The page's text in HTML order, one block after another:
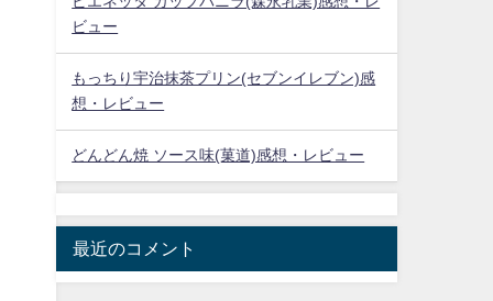
ビュー
もっちり宇治抹茶プリン(セブンイレブン)感
想・レビュー
どんどん焼 ソース味(菓道)感想・レビュー
最近のコメント